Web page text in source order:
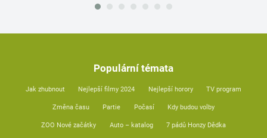
Populární témata
Jak zhubnout Nejlepší filmy 2024 Nejlepší horory TV program
Změna času Partie Počasí Kdy budou volby
ZOO Nové začátky Auto – katalog 7 pádů Honzy Dědka